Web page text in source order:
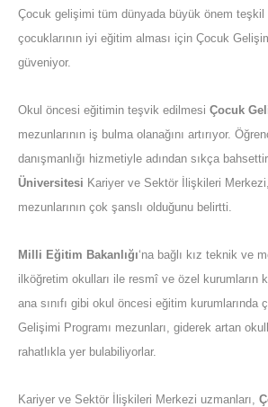
Çocuk gelişimi tüm dünyada büyük önem teşkil
çocuklarının iyi eğitim alması için Çocuk
güveniyor.
Okul öncesi eğitimin teşvik edilmesi Çocuk
mezunlarının iş bulma olanağını artırıyor.
danışmanlığı hizmetiyle adından sıkça
Üniversitesi Kariyer ve Sektör İlişkileri Merkezi,
mezunlarının çok şanslı olduğunu belirtti.
Milli Eğitim Bakanlığı‘na bağlı kız teknik ve
ilköğretim okulları ile resmî ve özel kurumların
ana sınıfı gibi okul öncesi eğitim kurumlarında
Gelişimi Programı mezunları, giderek artan
rahatlıkla yer bulabiliyorlar.
Kariyer ve Sektör İlişkileri Merkezi uzmanları,